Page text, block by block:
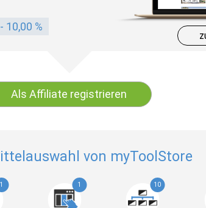
10,00 %
Als Affiliate registrieren
von myToolStore
1 1 10